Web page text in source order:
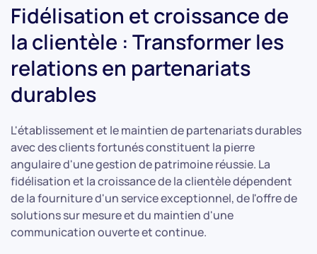
Fidélisation et croissance de
la clientèle : Transformer les
relations en partenariats
durables
L'établissement et le maintien de partenariats durables
avec des clients fortunés constituent la pierre
angulaire d'une gestion de patrimoine réussie. La
fidélisation et la croissance de la clientèle dépendent
de la fourniture d'un service exceptionnel, de l'offre de
solutions sur mesure et du maintien d'une
communication ouverte et continue.